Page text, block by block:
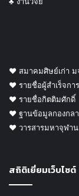
♥ สมาคมศิษย์เก่า ม
♥ รายชื่อผู้สำเร็จกา
♥ รายชื่อกิตติมศักดิ์
♥ ฐานข้อมูลกองกล
♥ วารสารมหาจุฬา
สถิติเยี่ยมเว็บไซต์